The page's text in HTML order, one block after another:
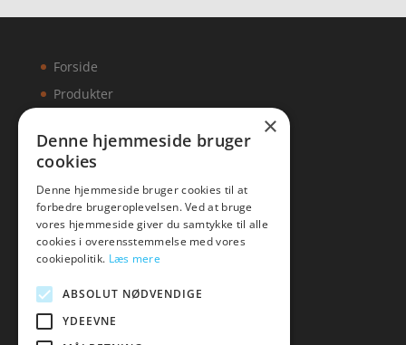
Forside
Produkter
Artikler
Malawigruppen
Mail:hej@malawigruppen.dk
×
Denne hjemmeside bruger
cookies
Denne hjemmeside bruger cookies til at
forbedre brugeroplevelsen. Ved at bruge
vores hjemmeside giver du samtykke til alle
cookies i overensstemmelse med vores
cookiepolitik. Læs mere
ABSOLUT NØDVENDIGE
YDEEVNE